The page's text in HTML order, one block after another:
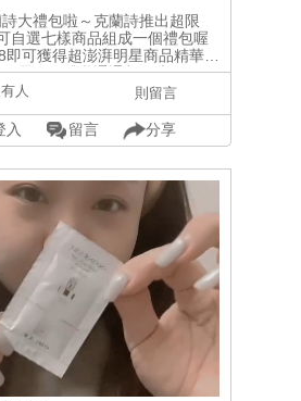
大禮包啦～克蘭詩推出超限
自選七樣商品組成一個禮包喔
即可獲得超澎湃明星商品精華、
霜、身體乳通通都有唷～～～
券 #一起變成克蘭詩大富翁⚠️活
詩 #618 克蘭詩大富翁挑戰 #買
#2023上半年美妝我最
人 則留言
入 留言 分享